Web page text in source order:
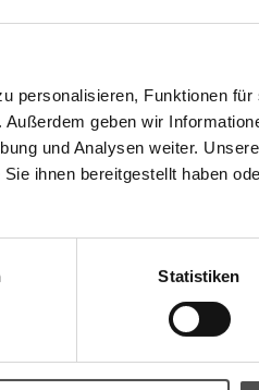
personalisieren, Funktionen
geben wir
und Analysen weiter.
ihnen bereitgestellt haben
Statistiken
Craft Beer -
€ 4,90 *
mit Mandeln
200 g (€